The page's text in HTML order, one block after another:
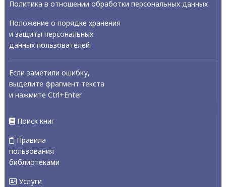
Политика в отношении обработки персональных данных
Положение о порядке хранения
и защиты персональных
данных пользователей
Если заметили ошибку,
выделите фрагмент текста
и нажмите Ctrl+Enter
Поиск книг
Правила
пользования
библиотеками
Услуги